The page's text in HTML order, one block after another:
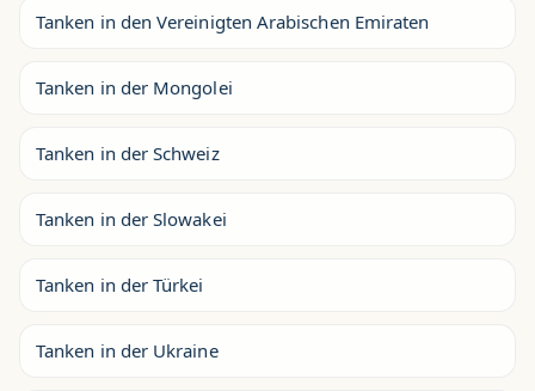
Tanken in den Vereinigten Arabischen Emiraten
Tanken in der Mongolei
Tanken in der Schweiz
Tanken in der Slowakei
Tanken in der Türkei
Tanken in der Ukraine